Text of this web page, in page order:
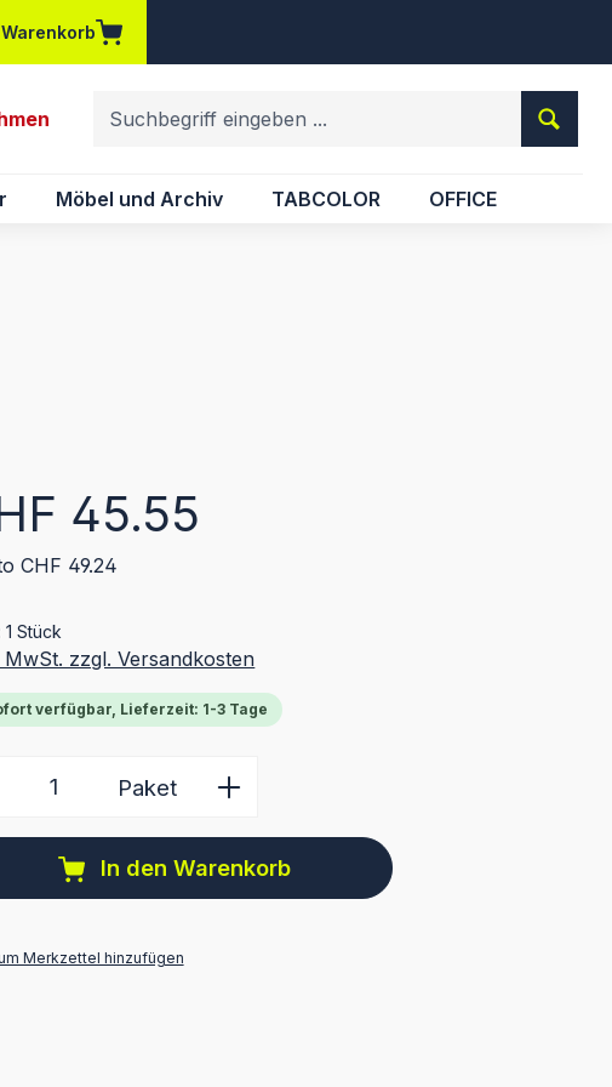
auf dem Merkzettel
Warenkorb
Möbel und Archiv TABCOLOR OFFICE
Preis:45.55
CHF 49.24
1 Stück
MwSt. zzgl. Versandkosten
verfügbar, Lieferzeit: 1-3 Tage
Anzahl: Gib den gewünschten Wert
Paket
In den Warenkorb
Merkzettel hinzufügen